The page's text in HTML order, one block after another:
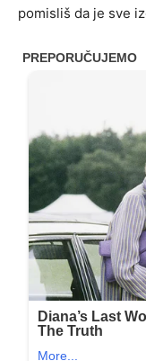
pomisliš da je sve